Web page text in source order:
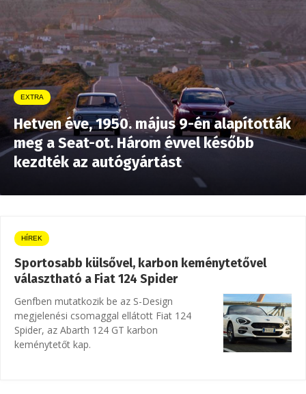
EXTRA
Hetven éve, 1950. május 9-én alapították
meg a Seat-ot. Három évvel később
kezdték az autógyártást
HÍREK
Sportosabb külsővel, karbon keménytetővel
választható a Fiat 124 Spider
Genfben mutatkozik be az S-Design
megjelenési csomaggal ellátott Fiat 124
Spider, az Abarth 124 GT karbon
keménytetőt kap.